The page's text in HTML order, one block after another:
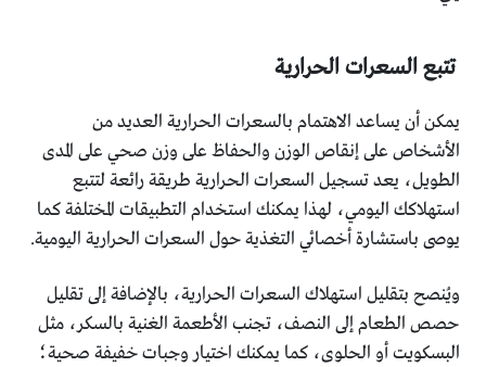
تتبع السعرات الحرارية
يمكن أن يساعد الاهتمام بالسعرات الحرارية العديد من
الأشخاص على إنقاص الوزن والحفاظ على وزن صحي على المدى
الطويل، يعد تسجيل السعرات الحرارية طريقة رائعة لتتبع
استهلاكك اليومي، لهذا يمكنك استخدام التطبيقات المختلفة كما
يوصى باستشارة أخصائي التغذية حول السعرات الحرارية اليومية.
ويُنصح بتقليل استهلاك السعرات الحرارية، بالإضافة إلى تقليل
حصص الطعام إلى النصف، تجنب الأطعمة الغنية بالسكر، مثل
البسكويت أو الحلوى، كما يمكنك اختيار وجبات خفيفة صحية؛